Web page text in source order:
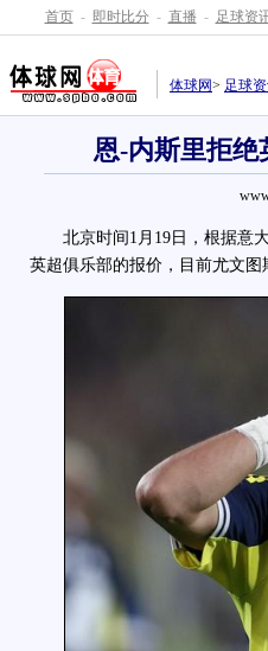
首页 - 即时比分 - 直播 - 足球资
体球网> 足球
恩-内斯里拒绝
北京时间1月19日，根据意大
英超俱乐部的报价，目前尤文图